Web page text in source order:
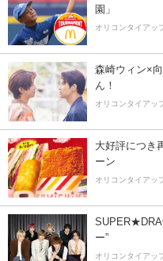
園」
オリコンタイアッ
森崎ウィン×
ん！
オリコンタイアッ
大好評につき
ーン
オリコンタイアッ
ー”
オリコンタイアッ